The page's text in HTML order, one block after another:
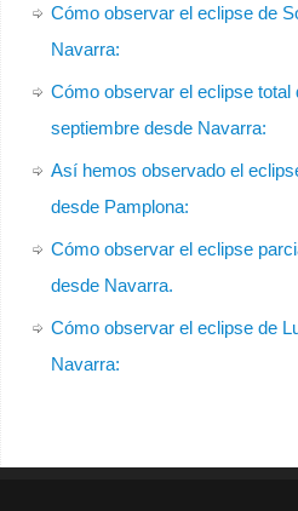
Cómo observar el eclipse de
Navarra:
Cómo observar el eclipse total
septiembre desde Navarra:
Así hemos observado el
desde Pamplona:
Cómo observar el eclipse
desde Navarra.
Cómo observar el eclipse de
Navarra: